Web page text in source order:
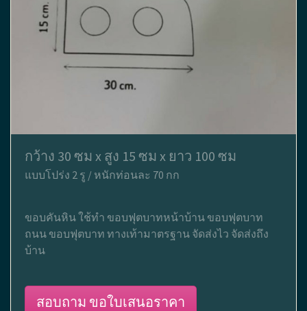
กว้าง 30 ซม x สูง 15 ซม x ยาว 100 ซม
แบบโปร่ง 2 รู / หนักท่อนละ 70 กก
ขอบคันหิน ใช้ทำ ขอบฟุตบาทหน้าบ้าน ขอบฟุตบาท
ถนน ขอบฟุตบาท ทางเท้ามาตรฐาน จัดส่งไว จัดส่งถึง
บ้าน
สอบถาม ขอใบเสนอราคา